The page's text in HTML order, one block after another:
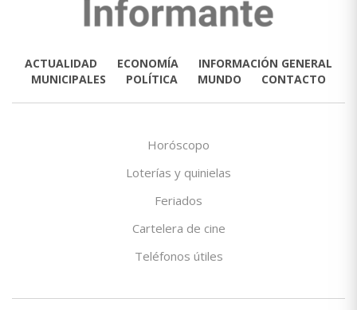
ACTUALIDAD ECONOMÍA
INFORMACIÓN GENERAL
MUNICIPALES
POLÍTICA MUNDO CONTACTO
Horóscopo
Loterías y quinielas
Feriados
Cartelera de cine
Teléfonos útiles